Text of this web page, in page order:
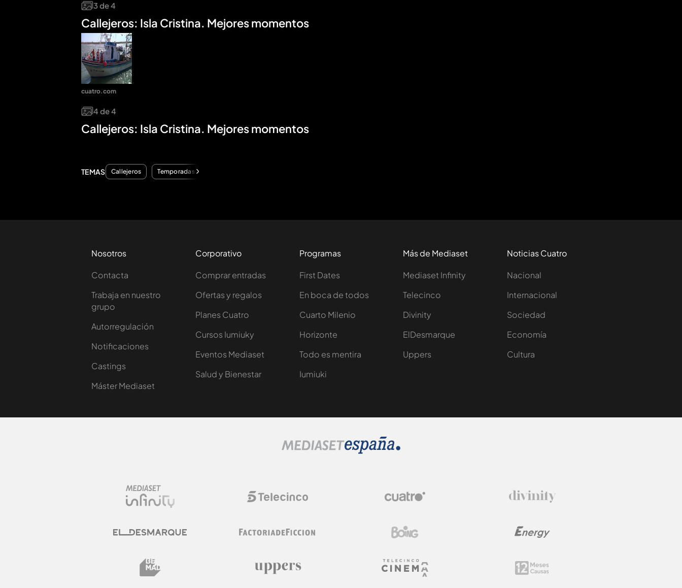
3de4
Callejeros: Isla Cristina. Mejores momentos
4 de4
Callejeros: Isla Cristina. Mejores momentos
cuatro.com
TEMAS Callejeros Temporadas
Nosotros
Contacta
Trabaja en nuestro
grupo
Autorregulación
Notificaciones
Castings
Máster Mediaset
Corporativo
Comprar entradas
Ofertas y regalos
Planes Cuatro
Cursos Iumiuky
Eventos Mediaset
Salud y Bienestar
Programas
First Dates
En boca de todos
Cuarto Milenio
Horizonte
Todo es mentira
Iumiuki
Más de Mediaset
Mediaset Infinity
Telecinco
Divinity
ElDesmarque
Uppers
Noticias Cuatro
Nacional
Internacional
Sociedad
Economía
Cultura